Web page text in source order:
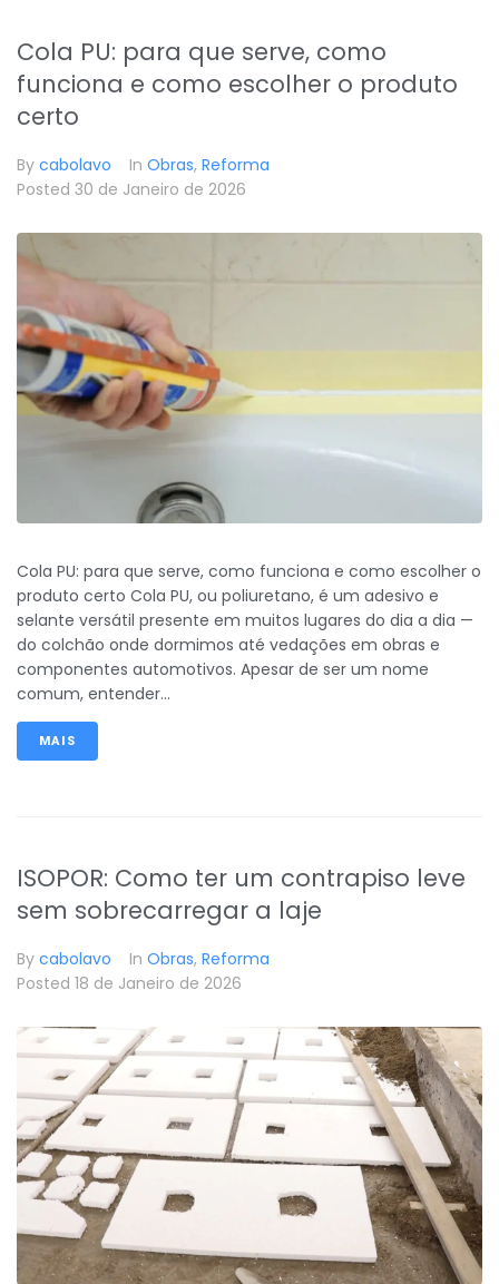
Cola PU: para que serve, como
funciona e como escolher o produto
certo
By cabolavo In Obras, Reforma
Posted 30 de Janeiro de 2026
Cola PU: para que serve, como funciona e como escolher o
produto certo Cola PU, ou poliuretano, é um adesivo e
selante versátil presente em muitos lugares do dia a dia —
do colchão onde dormimos até vedações em obras e
componentes automotivos. Apesar de ser um nome
comum, entender...
MAIS
ISOPOR: Como ter um contrapiso leve
sem sobrecarregar a laje
By cabolavo In Obras, Reforma
Posted 18 de Janeiro de 2026